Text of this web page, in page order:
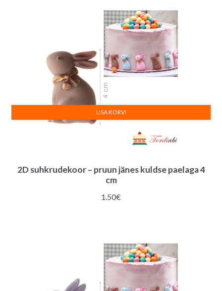
2D suhkrudekoor – pruun jänes kuldse paelaga 4
cm
1.50€
LISA KORVI